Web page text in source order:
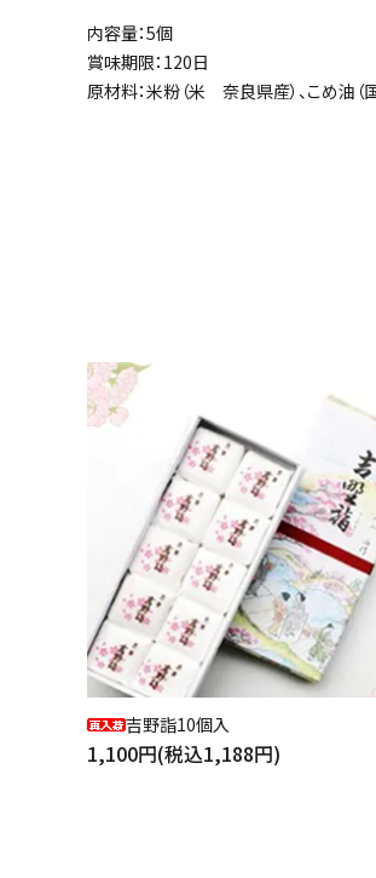
内容量：5個
賞味期限：120日
原材料：米粉（米 奈良県産）、こめ油（
吉野詣10個入
1,100円(税込1,188円)